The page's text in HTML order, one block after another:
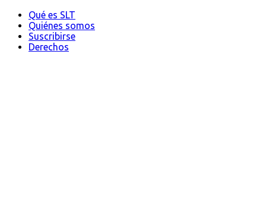
Qué es SLT
Quiénes somos
Suscribirse
Derechos